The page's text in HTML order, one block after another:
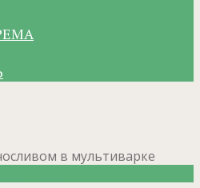
в мультиварке